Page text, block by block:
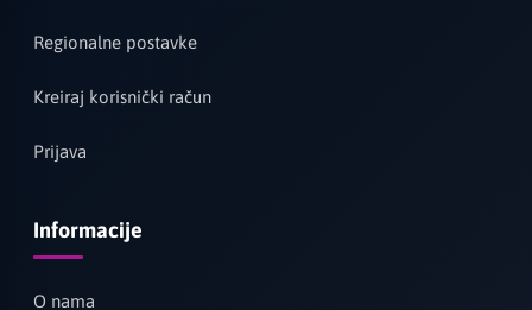
Regionalne postavke
Kreiraj korisnički račun
Prijava
Informacije
O nama